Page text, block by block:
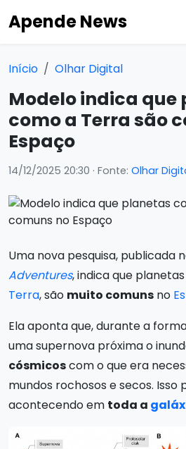
Apende News
Início Olhar Digital
Modelo indica que
como a Terra são
Espaço
14/12/2025 20:30 · Fonte: Olhar
Uma nova pesquisa, publicada
Adventures, indica que
Terra, são muito comuns no
Ela aponta que, durante a
uma supernova próxima o
cósmicoscom o que era
mundos rochosos e secos. Isso
acontecendo em toda a